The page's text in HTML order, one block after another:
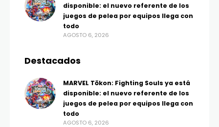
disponible: el nuevo referente de los
juegos de pelea por equipos llega con
todo
AGOSTO 6, 2026
Destacados
MARVEL Tōkon: Fighting Souls ya está
disponible: el nuevo referente de los
juegos de pelea por equipos llega con
todo
AGOSTO 6, 2026